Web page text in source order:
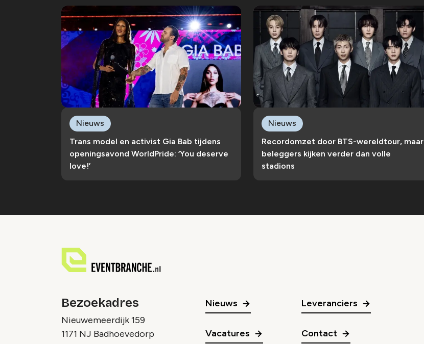
Trans model en activist Gia Bab tijdens
openingsavond WorldPride: ‘You deserve
love!’
Nieuws
Recordomzet door BTS-wereldtour, maar
beleggers kijken verder dan volle
stadions
Nieuws
Bezoekadres
Nieuwemeerdijk 159
1171 NJ Badhoevedorp
Nieuws
Vacatures
Leveranciers
Contact